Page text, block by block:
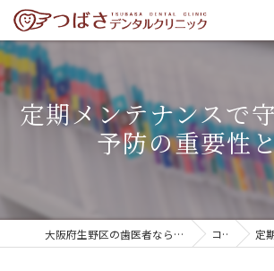
定期メンテナンスで
予防の重要性
大阪府生野区の歯医者ならつばさデンタルクリニック コラム 定期メ